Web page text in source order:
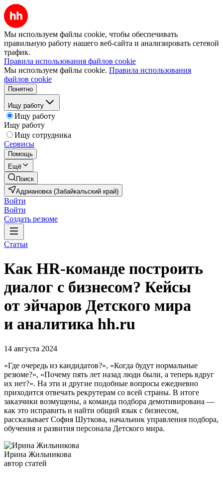
Мы используем файлы cookie, чтобы обеспечивать
правильную работу нашего веб-сайта и анализировать сетевой
трафик.
Правила использования файлов cookie
Мы используем файлы cookie. Правила использования
файлов cookie
Понятно
Ищу работу
Ищу работу
Ищу работу
Ищу сотрудника
Сервисы
Помощь
Ещё
Поиск
Адриановка (Забайкальский край)
Войти
Войти
Создать резюме
Статьи
Как HR-команде построить
диалог с бизнесом? Кейсы
от эйчаров Детского мира
и аналитика hh.ru
14 августа 2024
«Где очередь из кандидатов?», «Когда будут нормальные
резюме?», «Почему пять лет назад люди были, а теперь вдруг
их нет?». На эти и другие подобные вопросы ежедневно
приходится отвечать рекрутерам со всей страны. В итоге
заказчики возмущены, а команда подбора демотивирована —
как это исправить и найти общий язык с бизнесом,
рассказывает София Шуткова, начальник управления подбора,
обучения и развития персонала Детского мира.
Ирина Жильникова
автор статей